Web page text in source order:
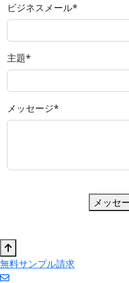
ビジネスメール*
主題*
メッセージ*
メッセ
無料サンプル請求